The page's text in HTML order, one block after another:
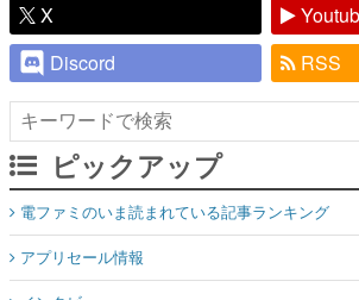
X
Discord
RSS
ピックアップ
電ファミのいま読まれている記事ランキング
アプリセール情報